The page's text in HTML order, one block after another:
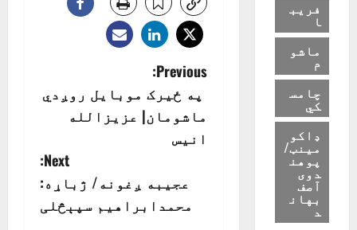
P
o
s
Previous:
په ځیرک موبایل روږدي
ماشومان| عزیزالله
انیس
Next:
عجیبه ږغونه/ ژباړه:
محمدابراهیم سپېڅلی
فریب
ا
ماشو
م
چامس
کي
ډاکو
مینټ/
پوهن
دوی
آصف
بهان
د